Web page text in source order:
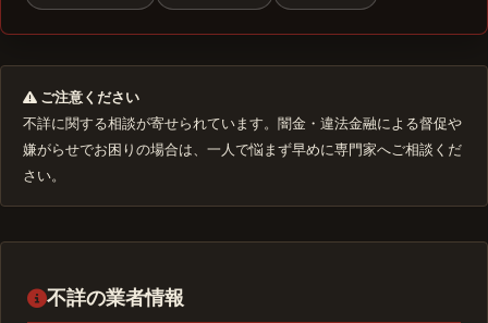
ご注意ください
不詳に関する相談が寄せられています。闇金・違法金融による督促や
嫌がらせでお困りの場合は、一人で悩まず早めに専門家へご相談くだ
さい。
不詳の業者情報